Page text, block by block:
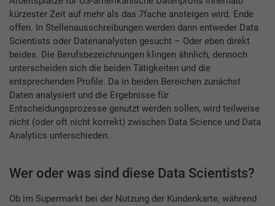
kürzester Zeit auf mehr als das 7fache ansteigen wird. Ende
offen. In Stellenausschreibungen werden dann entweder Data
Scientists oder Datenanalysten gesucht – Oder eben direkt
beides. Die Berufsbezeichnungen klingen ähnlich, dennoch
unterscheiden sich die beiden Tätigkeiten und die
entsprechenden Profile. Da in beiden Bereichen zunächst
Daten analysiert und die Ergebnisse für
Entscheidungsprozesse genutzt werden sollen, wird teilweise
nicht (oder oft nicht korrekt) zwischen Data Science und Data
Analytics unterschieden.
Wer oder was sind diese Data Scientists?
Ob im Supermarkt bei der Nutzung der Kundenkarte, während